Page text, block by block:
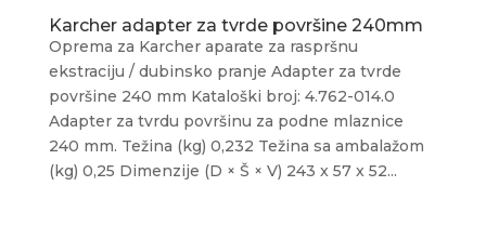
Karcher adapter za tvrde površine 240mm
Oprema za Karcher aparate za raspršnu
ekstraciju / dubinsko pranje Adapter za tvrde
površine 240 mm Kataloški broj: 4.762-014.0
Adapter za tvrdu površinu za podne mlaznice
240 mm. Težina (kg) 0,232 Težina sa ambalažom
(kg) 0,25 Dimenzije (D × Š × V) 243 x 57 x 52...